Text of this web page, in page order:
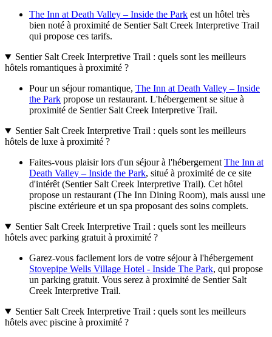
The Inn at Death Valley – Inside the Park est un hôtel très
bien noté à proximité de Sentier Salt Creek Interpretive Trail
qui propose ces tarifs.
Sentier Salt Creek Interpretive Trail : quels sont les meilleurs
hôtels romantiques à proximité ?
Pour un séjour romantique, The Inn at Death Valley – Inside
the Park propose un restaurant. L'hébergement se situe à
proximité de Sentier Salt Creek Interpretive Trail.
Sentier Salt Creek Interpretive Trail : quels sont les meilleurs
hôtels de luxe à proximité ?
Faites-vous plaisir lors d'un séjour à l'hébergement The Inn at
Death Valley – Inside the Park, situé à proximité de ce site
d'intérêt (Sentier Salt Creek Interpretive Trail). Cet hôtel
propose un restaurant (The Inn Dining Room), mais aussi une
piscine extérieure et un spa proposant des soins complets.
Sentier Salt Creek Interpretive Trail : quels sont les meilleurs
hôtels avec parking gratuit à proximité ?
Garez-vous facilement lors de votre séjour à l'hébergement
Stovepipe Wells Village Hotel - Inside The Park, qui propose
un parking gratuit. Vous serez à proximité de Sentier Salt
Creek Interpretive Trail.
Sentier Salt Creek Interpretive Trail : quels sont les meilleurs
hôtels avec piscine à proximité ?